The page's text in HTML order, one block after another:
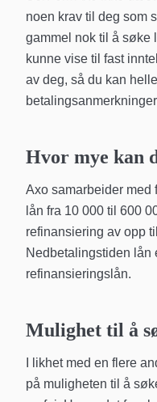
noen krav til deg som
gammel nok til å søke
kunne vise til fast
av deg, så du kan
Hvor mye kan
Axo samarbeider med
lån fra 10 000 til 600
refinansiering av opp
Nedbetalingstiden lån
refinansieringslån.
Mulighet til å
I likhet med en flere
på muligheten til å